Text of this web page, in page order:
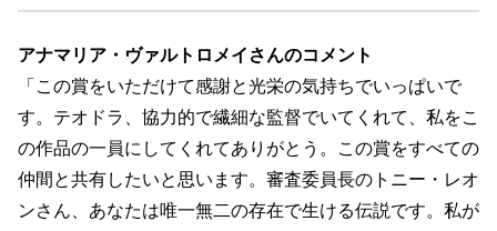
アナマリア・ヴァルトロメイさんのコメント
「この賞をいただけて感謝と光栄の気持ちでいっぱいで
す。 テオドラ、協力的で繊細な監督でいてくれて、 私をこ
の作品の一員にしてくれてありがとう。
この賞をすべての
仲間と共有したいと思います。 審査委員長のトニー・レオ
ンさん、 あなたは唯一無二の存在で生ける伝説です。 私が